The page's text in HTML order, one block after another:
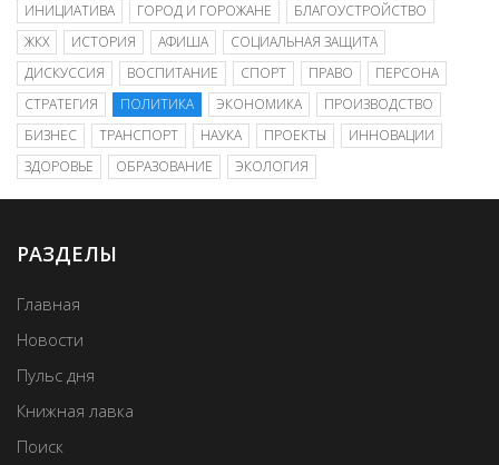
ИНИЦИАТИВА ГОРОД И ГОРОЖАНЕ
БЛАГОУСТРОЙСТВО
ЖКХ
ИСТОРИЯ АФИША
СОЦИАЛЬНАЯ ЗАЩИТА
ДИСКУССИЯ
ВОСПИТАНИЕ СПОРТ ПРАВО
ПЕРСОНА
СТРАТЕГИЯ
ПОЛИТИКА ЭКОНОМИКА
ПРОИЗВОДСТВО
БИЗНЕС
ТРАНСПОРТ НАУКА ПРОЕКТЫ
ИННОВАЦИИ
ЗДОРОВЬЕ
ОБРАЗОВАНИЕ ЭКОЛОГИЯ
РАЗДЕЛЫ
Главная
Новости
Пульс дня
Книжная лавка
Поиск